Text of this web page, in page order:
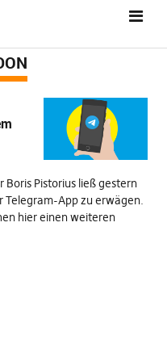
Boris Pistorius ließ gestern
App zu erwägen.
hier einen weiteren